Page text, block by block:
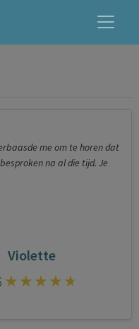
me om te horen dat
na al die tijd. Je
Violette